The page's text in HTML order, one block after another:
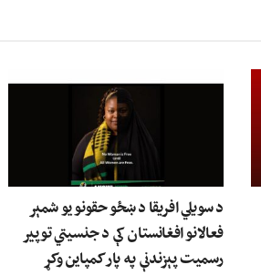
د سویلي افریقا د ښځو حقونو یو شمېر
فعالانو افغانستان کې د جنسیتي توپیر
رسمیت پېزندنې په پار کمپاین وکړ